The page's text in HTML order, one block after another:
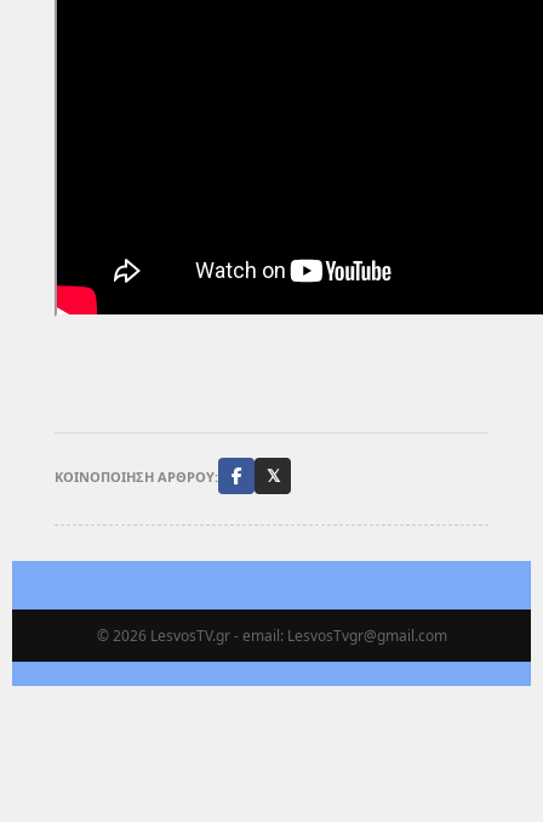
ΚΟΙΝΟΠΟΙΗΣΗ ΑΡΘΡΟΥ: 𝕏
©2026 LesvosTV.gr - email: LesvosTvgr@gmail.com